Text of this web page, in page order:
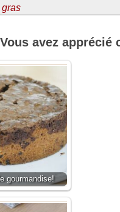
Vous avez apprécié
gourmandise!